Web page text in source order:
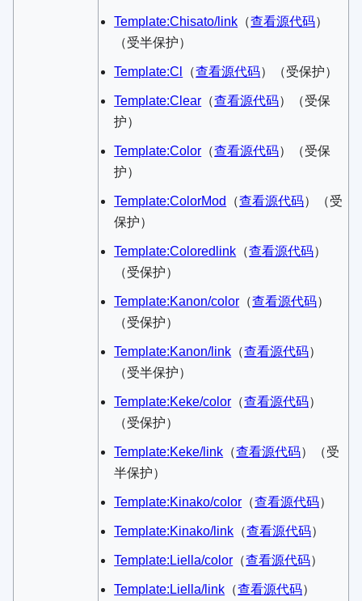
Template:Chisato/link ​（查看源代码）​
（受半保护）
Template:Cl ​（查看源代码）​（受保护）
Template:Clear ​（查看源代码）​（受保
护）
Template:Color ​（查看源代码）​（受保
护）
Template:ColorMod ​（查看源代码）​（受
保护）
Template:Coloredlink ​（查看源代码）​
（受保护）
Template:Kanon/color ​（查看源代码）​
（受保护）
Template:Kanon/link ​（查看源代码）​
（受半保护）
Template:Keke/color ​（查看源代码）​
（受保护）
Template:Keke/link ​（查看源代码）​（受
半保护）
Template:Kinako/color ​（查看源代码）​
Template:Kinako/link ​（查看源代码）​
Template:Liella/color ​（查看源代码）​
Template:Liella/link ​（查看源代码）​